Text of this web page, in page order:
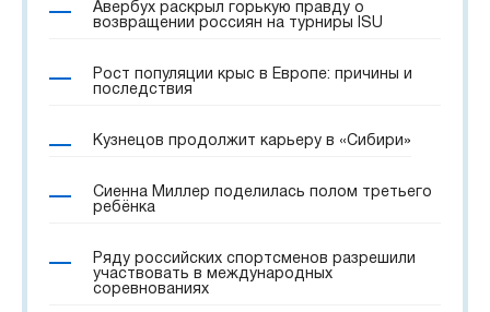
Авербух раскрыл горькую правду о
возвращении россиян на турниры ISU
Рост популяции крыс в Европе: причины и
последствия
Кузнецов продолжит карьеру в «Сибири»
Сиенна Миллер поделилась полом третьего
ребёнка
Ряду российских спортсменов разрешили
участвовать в международных
соревнованиях